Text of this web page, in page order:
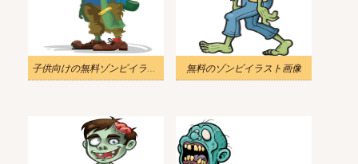
子供向けの無料ゾンビイラスト 無料のゾンビイラスト画像